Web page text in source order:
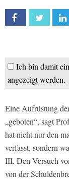
Facebook Twitter
Ich bin damit
angezeigt werden.
Eine Aufrüstung
„geboten“, sagt
hat nicht nur den
verfasst, sondern
III. Den Versuch
von der